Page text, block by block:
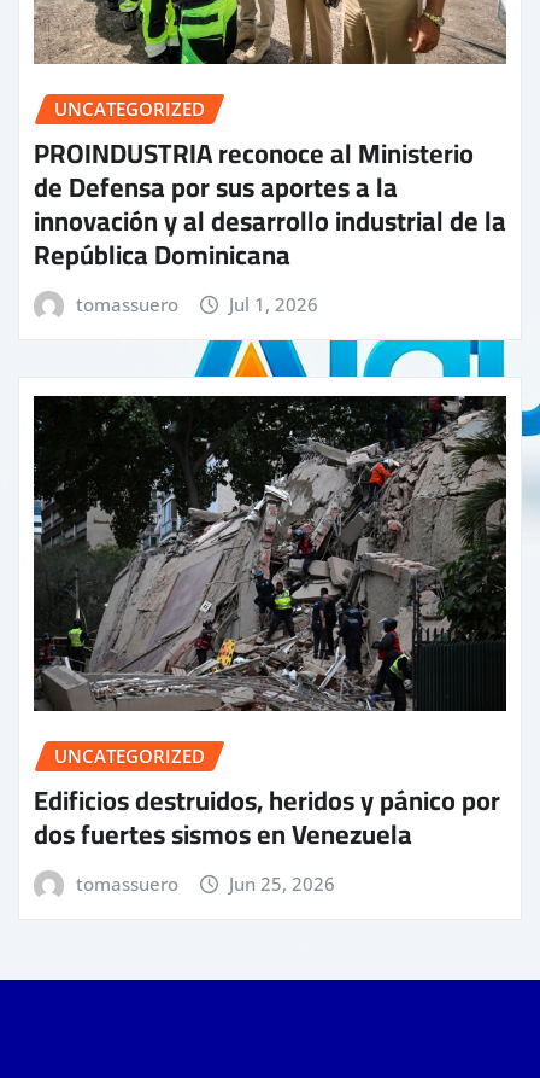
UNCATEGORIZED
PROINDUSTRIA reconoce al Ministerio
de Defensa por sus aportes a la
innovación y al desarrollo industrial de la
República Dominicana
tomassuero Jul 1, 2026
UNCATEGORIZED
Edificios destruidos, heridos y pánico por
dos fuertes sismos en Venezuela
tomassuero Jun 25, 2026